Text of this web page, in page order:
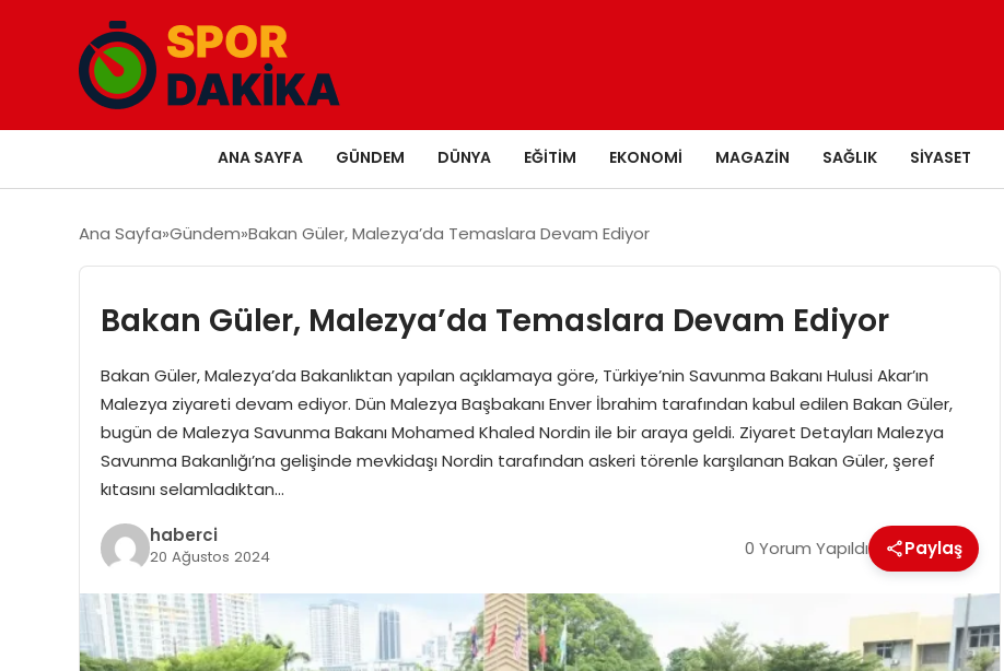
ANA SAYFA GÜNDEM DÜNYA EĞITIM EKONOMI MAGAZIN SAĞLIK SIYASET
Ana Sayfa Gündem Bakan Güler, Malezya’da Temaslara Devam Ediyor
Bakan Güler, Malezya’da Temaslara Devam Ediyor
Bakan Güler, Malezya’da Bakanlıktan yapılan açıklamaya göre, Türkiye’nin Savunma Bakanı Hulusi Akar’ın
Malezya ziyareti devam ediyor. Dün Malezya Başbakanı Enver İbrahim tarafından kabul edilen Bakan Güler,
bugün de Malezya Savunma Bakanı Mohamed Khaled Nordin ile bir araya geldi. Ziyaret Detayları Malezya
Savunma Bakanlığı’na gelişinde mevkidaşı Nordin tarafından askeri törenle karşılanan Bakan Güler, şeref
kıtasını selamladıktan…
haberci
20 Ağustos 2024 0 Yorum Yapıldı Paylaş